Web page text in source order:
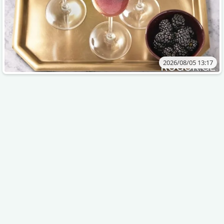
2026/08/05 13:17